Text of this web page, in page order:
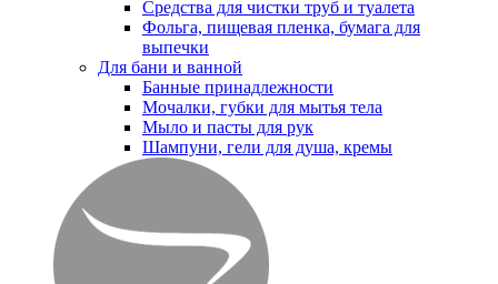
Средства для чистки труб и туалета
Фольга, пищевая пленка, бумага для
выпечки
Для бани и ванной
Банные принадлежности
Мочалки, губки для мытья тела
Мыло и пасты для рук
Шампуни, гели для душа, кремы